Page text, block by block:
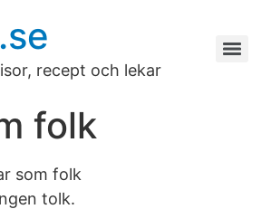
recept och lekar
folk
som folk
tolk.